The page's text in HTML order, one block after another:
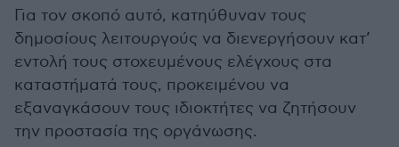
Για τον σκοπό αυτό, κατηύθυναν τους
δημοσίους λειτουργούς να διενεργήσουν κατ’
εντολή τους στοχευμένους ελέγχους στα
καταστήματά τους, προκειμένου να
εξαναγκάσουν τους ιδιοκτήτες να ζητήσουν
την προστασία της οργάνωσης.